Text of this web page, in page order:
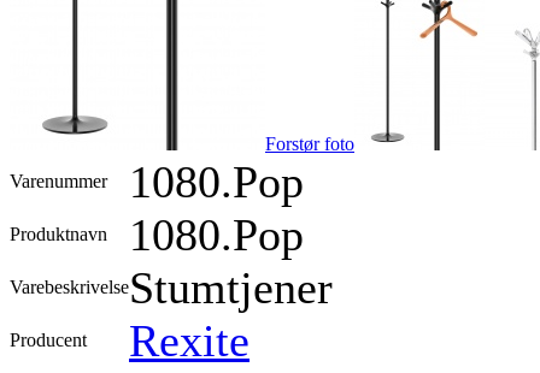
Forstør foto
Varenummer
1080.Pop
Produktnavn 1080.Pop
VarebeskrivelseStumtjener
Producent
Rexite